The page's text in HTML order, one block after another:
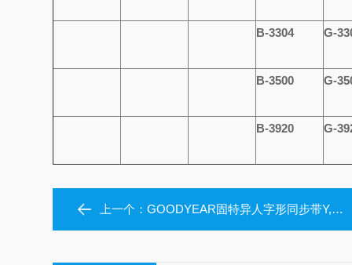
B-3304 G-
B-3500 G-
B-3920 G-
上一个：GOODYEAR固特异人字形同步带Y,W,P,B,G,O,R系列鹰牌人字齿同步带